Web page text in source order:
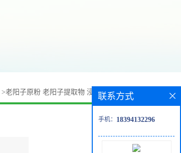
>老阳子原粉 老阳子提取物 浸膏粉 一公斤包邮
联系方式
手机： 18394132296